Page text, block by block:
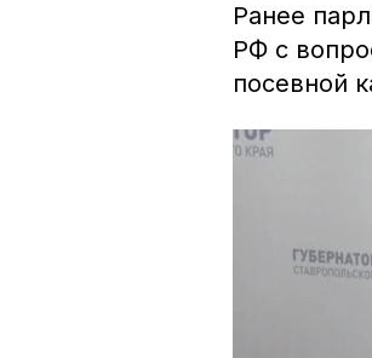
Ранее
РФ с
посевной